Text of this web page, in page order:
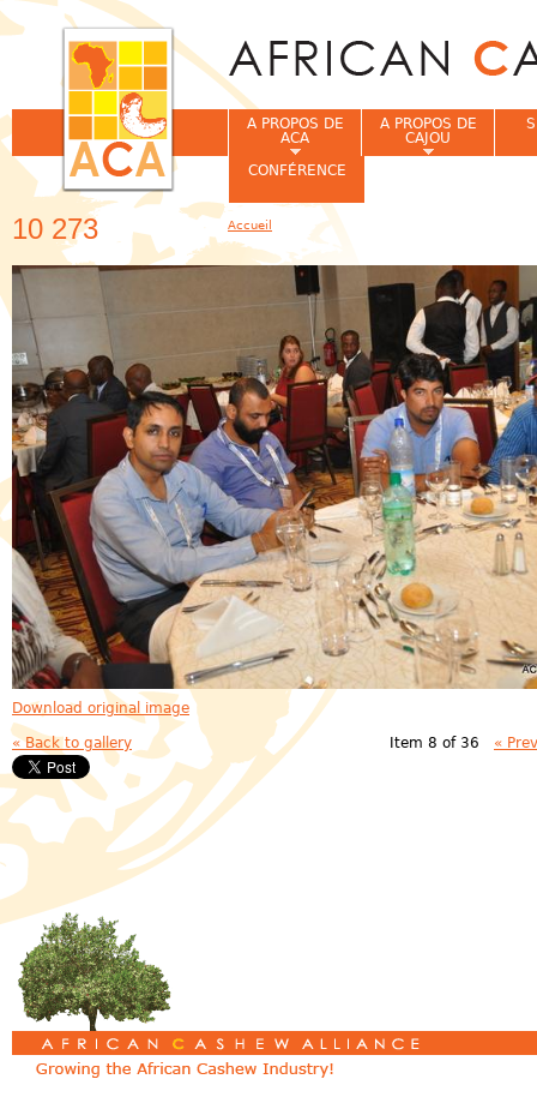
10 273
Download original image
« Back to gallery Item 8 of 36 «
A PROPOS DE
ACA
A PROPOS DE
CAJOU
CONFÉRENCE
Vous êtes ici
Accueil